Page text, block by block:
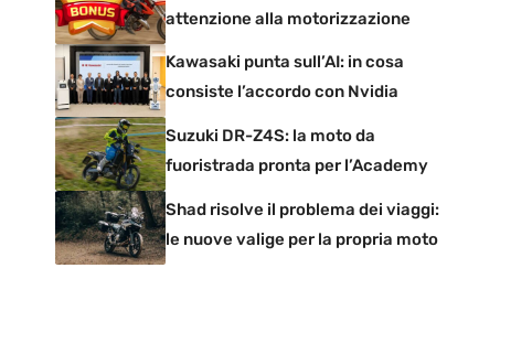
attenzione alla motorizzazione
Kawasaki punta sull’AI: in cosa
consiste l’accordo con Nvidia
Suzuki DR-Z4S: la moto da
fuoristrada pronta per l’Academy
Shad risolve il problema dei viaggi:
le nuove valige per la propria moto